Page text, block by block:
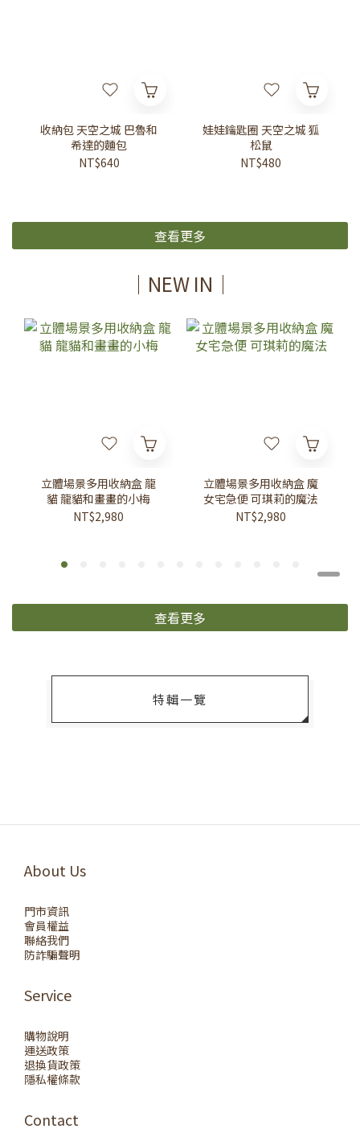
收納包 天空之城 巴魯和
希達的麵包
NT$640
娃娃鑰匙圈 天空之城 狐
松鼠
NT$480
查看更多
｜NEW IN｜
立體場景多用收納盒 龍
貓 龍貓和畫畫的小梅
NT$2,980
立體場景多用收納盒 魔
女宅急便 可琪莉的魔法
NT$2,980
查看更多
特輯一覽
About Us
門市資訊
會員權益
聯絡我們
防詐騙聲明
Service
購物說明
運送政策
退換貨政策
隱私權條款
Contact